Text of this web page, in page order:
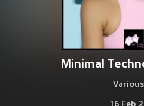
Minimal
Various